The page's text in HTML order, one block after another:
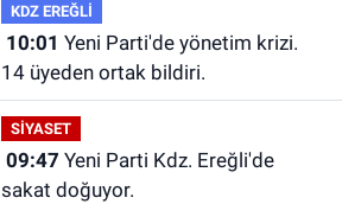
KDZ EREĞLİ
10:01
14 üyeden ortak bildiri.
SİYASET
09:47
sakat doğuyor.